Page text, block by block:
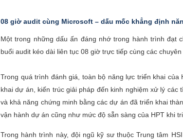
08 giờ audit cùng Microsoft – dấu mốc khẳng định
Một trong những dấu ấn đáng nhớ trong hành trình đạt
buổi audit kéo dài liên tục 08 giờ trực tiếp cùng các chuyên
Trong quá trình đánh giá, toàn bộ năng lực triển khai
khai dự án, kiến trúc giải pháp đến kinh nghiệm xử lý
và khả năng chứng minh bằng các dự án đã triển khai
vận hành dự án cũng như mức độ sẵn sàng của HPT khi
Trong hành trình này, đội ngũ kỹ sư thuộc Trung tâm